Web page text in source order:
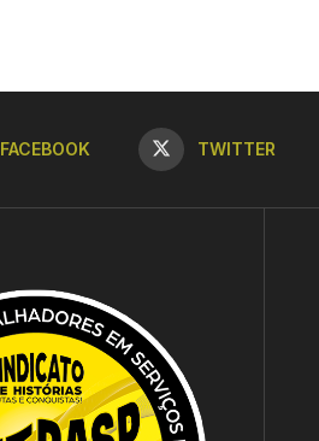
FACEBOOK TWITTER